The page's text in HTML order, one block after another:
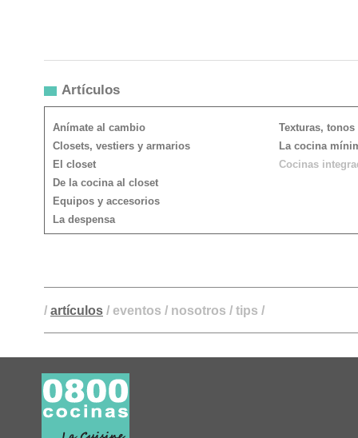
Artículos
Anímate al cambio
Closets, vestiers y armarios
El closet
De la cocina al closet
Equipos y accesorios
La despensa
Texturas,
La cocina
Cocinas
/ artículos / eventos / nosotros / tips /